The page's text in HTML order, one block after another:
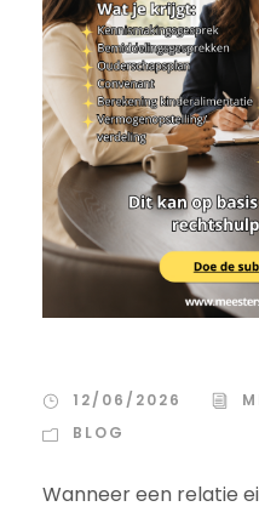
12/06/2026
BLOG
Wanneer een relatie